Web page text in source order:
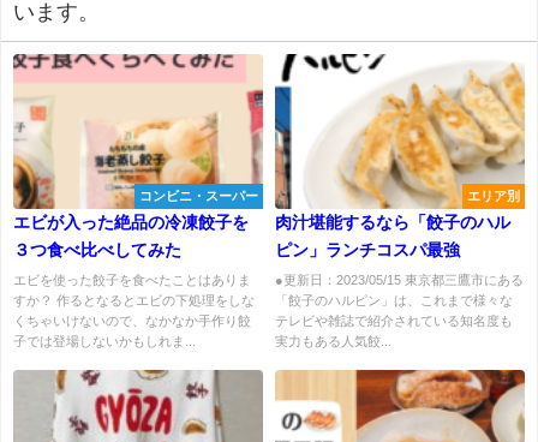
います。
コンビニ・スーパー
エビが入った絶品の冷凍餃子を
３つ食べ比べしてみた
エビを使った餃子を食べたことはありま
すか？ 作るとなるとエビの下処理をしな
くちゃいけないので、なかなか手作り餃
子では登場しないかもしれま...
エリア別
肉汁堪能するなら「餃子のハル
ピン」ランチコスパ最強
●更新日：2023/05/15 東京都三鷹市にある
「餃子のハルピン」は、これまで様々な
テレビや雑誌で紹介されている知名度も
実力もある人気餃...